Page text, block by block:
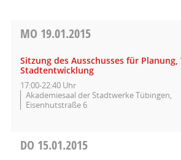
MO 19.01.2015
Sitzung des Ausschusses für
Stadtentwicklung
17:00-22:40 Uhr
Akademiesaal der Stadtwerke Tübingen,
Eisenhutstraße 6
DO 15.01.2015